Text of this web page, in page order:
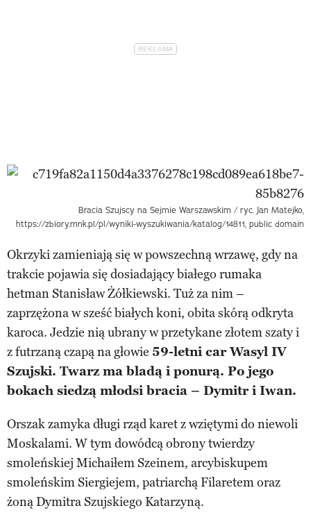
Bracia Szujscy na Sejmie Warszawskim / ryc. Jan Matejko,
https://zbiory.mnk.pl/pl/wyniki-wyszukiwania/katalog/14811, public domain
Okrzyki zamieniają się w powszechną wrzawę, gdy na
trakcie pojawia się dosiadający białego rumaka
hetman Stanisław Żółkiewski. Tuż za nim –
zaprzężona w sześć białych koni, obita skórą odkryta
karoca. Jedzie nią ubrany w przetykane złotem szaty i
z futrzaną czapą na głowie 59-letni car Wasyl IV
Szujski. Twarz ma bladą i ponurą. Po jego
bokach siedzą młodsi bracia – Dymitr i Iwan.
Orszak zamyka długi rząd karet z wziętymi do niewoli
Moskalami. W tym dowódcą obrony twierdzy
smoleńskiej Michaiłem Szeinem, arcybiskupem
smoleńskim Siergiejem, patriarchą Filaretem oraz
żoną Dymitra Szujskiego Katarzyną.